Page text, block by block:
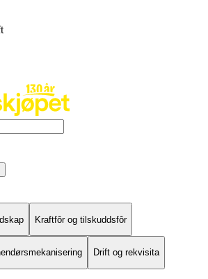
Kraftfôr og tilskuddsfôr
Drift og rekvisita